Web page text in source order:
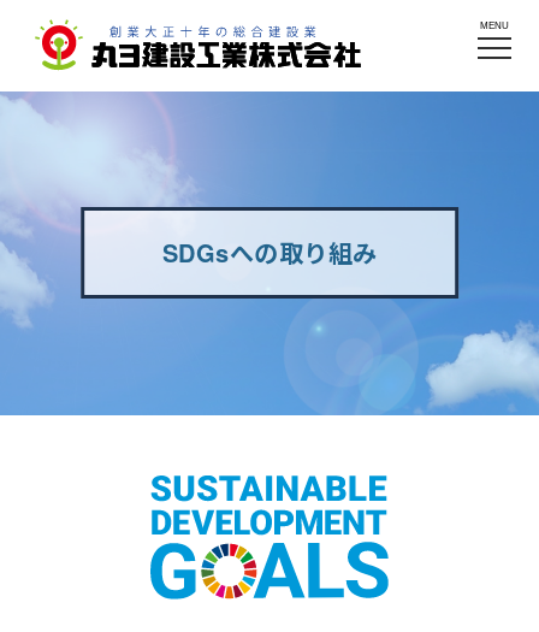
MENU
SDGsへの取り組み